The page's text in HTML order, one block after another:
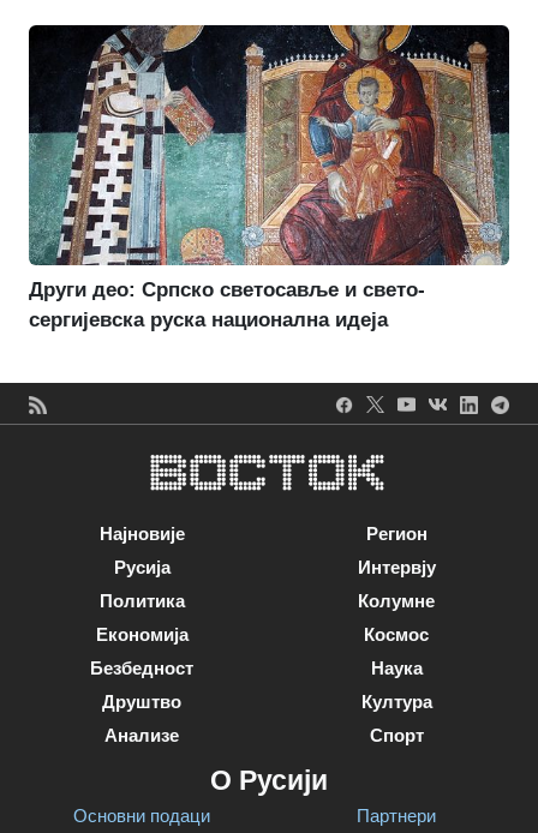
Други део: Српско светосавље и свето-
сергијевска руска национална идеја
Најновије
Русија
Политика
Економија
Безбедност
Друштво
Анализе
Регион
Интервју
Колумне
Космос
Наука
Култура
Спорт
О Русији
Основни подаци Партнери